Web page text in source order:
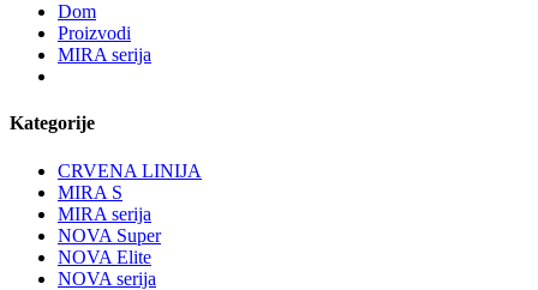
Dom
Proizvodi
MIRA serija
Kategorije
CRVENA LINIJA
MIRA S
MIRA serija
NOVA Super
NOVA Elite
NOVA serija